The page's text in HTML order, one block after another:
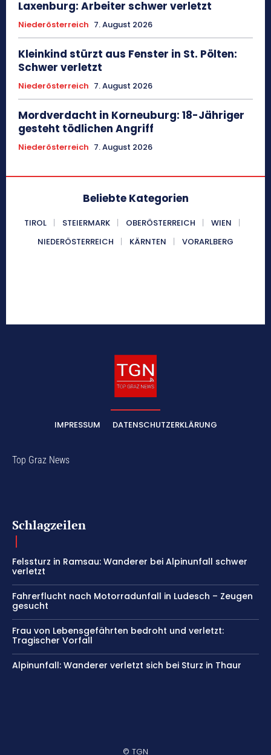
Laxenburg: Arbeiter schwer verletzt
Niederösterreich 7. August 2026
Kleinkind stürzt aus Fenster in St. Pölten:
Schwer verletzt
Niederösterreich 7. August 2026
Mordverdacht in Korneuburg: 18-Jähriger
gesteht tödlichen Angriff
Niederösterreich 7. August 2026
Beliebte Kategorien
TIROL STEIERMARK OBERÖSTERREICH
WIEN
NIEDERÖSTERREICH
KÄRNTEN VORARLBERG
IMPRESSUM DATENSCHUTZERKLÄRUNG
Top Graz News
Schlagzeilen
Felssturz in Ramsau: Wanderer bei Alpinunfall schwer
verletzt
Fahrerflucht nach Motorradunfall in Ludesch – Zeugen
gesucht
Frau von Lebensgefährten bedroht und verletzt:
Tragischer Vorfall
Alpinunfall: Wanderer verletzt sich bei Sturz in Thaur
© TGN